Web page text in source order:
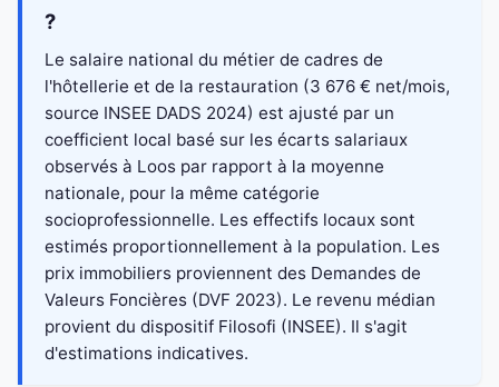
?
Le salaire national du métier de cadres de
l'hôtellerie et de la restauration (3 676 € net/mois,
source INSEE DADS 2024) est ajusté par un
coefficient local basé sur les écarts salariaux
observés à Loos par rapport à la moyenne
nationale, pour la même catégorie
socioprofessionnelle. Les effectifs locaux sont
estimés proportionnellement à la population. Les
prix immobiliers proviennent des Demandes de
Valeurs Foncières (DVF 2023). Le revenu médian
provient du dispositif Filosofi (INSEE). Il s'agit
d'estimations indicatives.